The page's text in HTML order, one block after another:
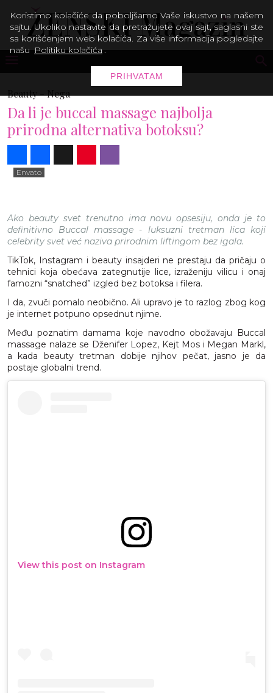
Beauty -Nega
Da li je buccal massage najbolja
prirodna alternativa botoksu?
Envato
Ako beauty svet trenutno ima novu opsesiju, onda je to
definitivno Buccal massage - luksuzni tretman lica koji
celebrity svet već naziva prirodnim liftingom bez igala.
TikTok, Instagram i beauty insajderi ne prestaju da pričaju o
tehnici koja obećava zategnutije lice, izraženiju vilicu i onaj
famozni “snatched” izgled bez botoksa i filera.
I da, zvuči pomalo neobično. Ali upravo je to razlog zbog kog
je internet potpuno opsednut njime.
Među poznatim damama koje navodno obožavaju Buccal
massage nalaze se Dženifer Lopez, Kejt Mos i Megan Markl,
a kada beauty tretman dobije njihov pečat, jasno je da
postaje globalni trend.
View this post on Instagram
Koristimo kolačiće da poboljšamo Vaše iskustvo na našem
sajtu. Ukoliko nastavite da pretražujete ovaj sajt, saglasni ste
sa korišćenjem web kolačića. Za više informacija pogledajte
našu Politiku kolačića .
PRIHVATAM